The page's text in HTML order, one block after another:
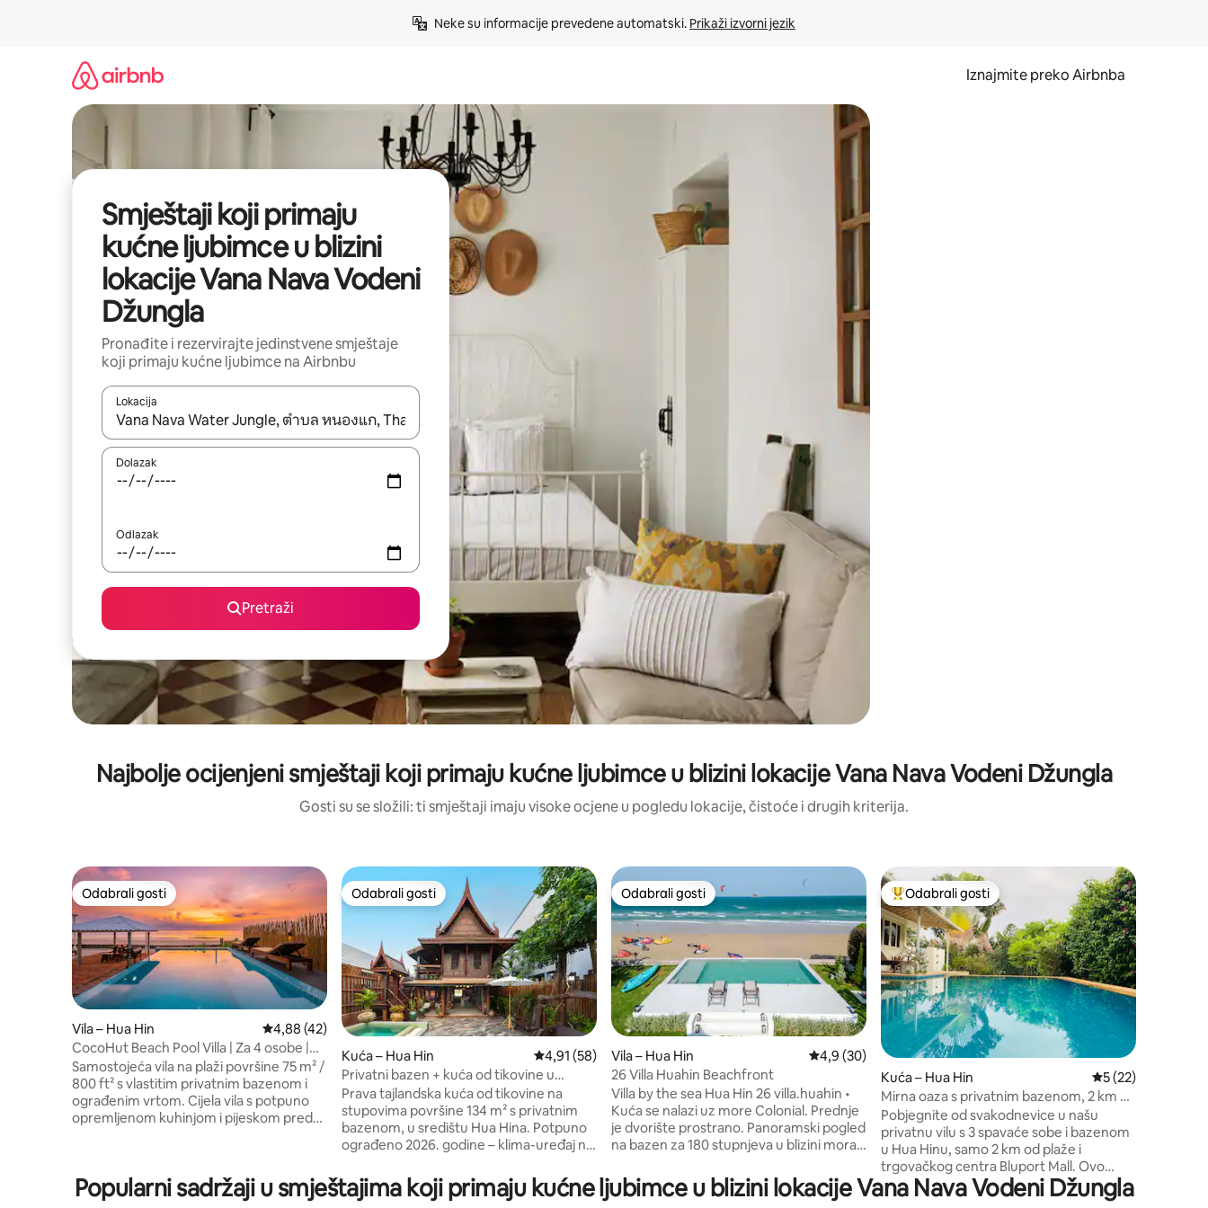
Neke su informacije prevedene automatski. Prikaži izvorni jezik
Iznajmite preko Airbnba
Smještaji koji primaju
kućne ljubimce u blizini
lokacije Vana Nava Vodeni
Džungla
Pronađite i rezervirajte jedinstvene smještaje
koji primaju kućne ljubimce na Airbnbu
Lokacija
Kada budu dostupni rezultati, moći ćete ih pregledati koristeći se strelicama prema gore i prema dolje, kao i dodirom ili prelaskom prstom po zaslonu.
Dolazak
Odlazak
Pretraži
Najbolje ocijenjeni smještaji koji primaju kućne ljubimce u blizini lokacije Vana Nava Vodeni Džungla
Gosti su se složili: ti smještaji imaju visoke ocjene u pogledu lokacije, čistoće i drugih kriterija.
Odabrali gosti
Odabrali gosti
Vila – Hua Hin Prosječna ocjena: 4,88/5, recenzija: 42
4,88 (42)
CocoHut Beach Pool Villa | Za 4 osobe |
Vlastiti pješčani plažni pojas
Samostojeća vila na plaži površine 75 m² /
800 ft² s vlastitim privatnim bazenom i
ograđenim vrtom. Cijela vila s potpuno
opremljenom kuhinjom i pijeskom pred
prikladna za plivanje, ležaljke za sunčanje
▪ 1 bračni krevet (180 – 220 cm) + 1 bračni
Odabrali gosti
Odabrali gosti
Kuća – Hua Hin Prosječna ocjena: 4,91/5, recenzija: 58
4,91 (58)
Privatni bazen + kuća od tikovine u
starinskom stilu | 10 minuta do grada
Prava tajlandska kuća od tikovine na
stupovima površine 134 m² s privatnim
bazenom, u središtu Hua Hina. Potpuno
ograđeno 2026. godine – klima-uređaj na
otvorenom. Premještano i ponovno
sastavljeno tijekom generacija.
Odabrali gosti
Odabrali gosti
Vila – Hua Hin Prosječna ocjena: 4,9/5, recenzija: 30
4,9 (30)
26 Villa Huahin Beachfront
Villa by the sea Hua Hin 26 villa.huahin •
Kuća se nalazi uz more Colonial. Prednje
je dvorište prostrano. Panoramski pogled
na bazen za 180 stupnjeva u blizini mora
vidjeti iz objekta. • Poslušajte valove dok
uživate u pogledu na more iz spavaće
Među najviše rangiranima s oznakom „Odabrali gosti”
Odabrali gosti
Kuća – Hua Hin Prosječna ocjena:
5 (22)
Mirna oaza s privatnim bazenom, 2 km od
plaže
Pobjegnite od svakodnevice u našu
privatnu vilu s 3 spavaće sobe i bazenom
u Hua Hinu, samo 2 km od plaže i
trgovačkog centra Bluport Mall. Ovo
mirno utočište nudi prekrasan pogled na
planine, privatni bazen s morskom
Popularni sadržaji u smještajima koji primaju kućne ljubimce u blizini lokacije Vana Nava Vodeni Džungla